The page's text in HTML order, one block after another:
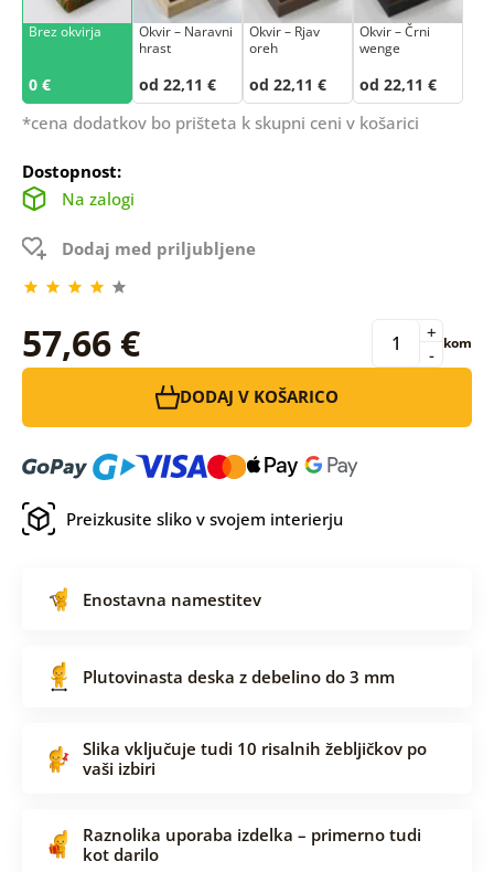
Brez okvirja
0 €
Okvir – Naravni
hrast
od 22,11 €
Okvir – Rjav
oreh
od 22,11 €
Okvir – Črni
wenge
od 22,11 €
*cena dodatkov bo prišteta k skupni ceni v košarici
Dostopnost:
Na zalogi
Dodaj med priljubljene
57,66 € -
+ kom
DODAJ V KOŠARICO
Preizkusite sliko v svojem interierju
Enostavna namestitev
Plutovinasta deska z debelino do 3 mm
Slika vključuje tudi 10 risalnih žebljičkov po
vaši izbiri
Raznolika uporaba izdelka – primerno tudi
kot darilo